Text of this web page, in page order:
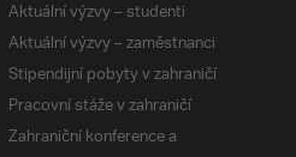
Aktuální výzvy – studenti
Aktuální výzvy – zaměstnanci
Stipendijní pobyty v zahraničí
Pracovní stáže v zahraničí
Zahraniční konference a